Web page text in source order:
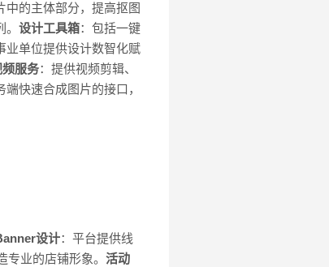
中的主体部分，提高抠图
设计工具箱：包括一键
业单位提供设计数智化赋
服务：提供视频剪辑、
快速合成图片的接口，
设计：平台提供线
业的店铺形象。 活动